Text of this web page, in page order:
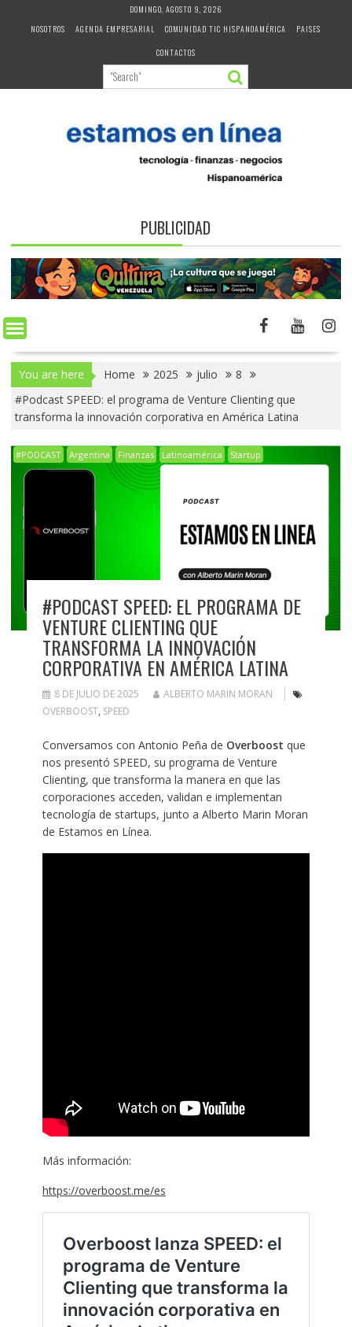
DOMINGO, AGOSTO 9, 2026
NOSOTROS
AGENDA EMPRESARIAL COMUNIDAD TIC HISPANOAMÉRICA
PAISES
CONTACTOS
PUBLICIDAD
You are here Home 2025 julio
8
#Podcast SPEED: el programa de Venture Clienting que
transforma la innovación corporativa en América Latina
#PODCAST Argentina Finanzas Latinoamérica Startup
#PODCAST SPEED: EL PROGRAMA DE
VENTURE CLIENTING QUE
TRANSFORMA LA INNOVACIÓN
CORPORATIVA EN AMÉRICA LATINA
8 DE JULIO DE 2025
ALBERTO MARIN MORAN
OVERBOOST, SPEED
Conversamos con Antonio Peña de Overboost que
nos presentó SPEED, su programa de Venture
Clienting, que transforma la manera en que las
corporaciones acceden, validan e implementan
tecnología de startups, junto a Alberto Marin Moran
de Estamos en Línea.
Más información:
https://overboost.me/es